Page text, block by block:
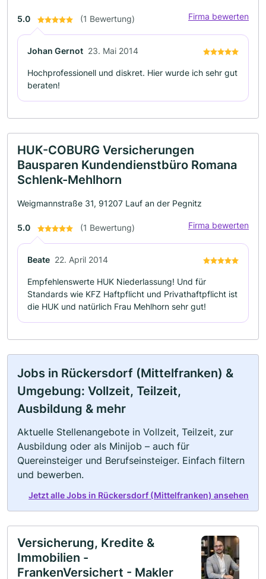
5.0 (1 Bewertung) Firma bewerten
Johan Gernot 23. Mai 2014
Hochprofessionell und diskret. Hier wurde ich sehr gut
beraten!
HUK-COBURG Versicherungen
Bausparen Kundendienstbüro Romana
Schlenk-Mehlhorn
Weigmannstraße 31, 91207 Lauf an der Pegnitz
5.0 (1 Bewertung) Firma bewerten
Beate 22. April 2014
Empfehlenswerte HUK Niederlassung! Und für
Standards wie KFZ Haftpflicht und Privathaftpflicht ist
die HUK und natürlich Frau Mehlhorn sehr gut!
Jobs in Rückersdorf (Mittelfranken) &
Umgebung: Vollzeit, Teilzeit,
Ausbildung & mehr
Aktuelle Stellenangebote in Vollzeit, Teilzeit, zur
Ausbildung oder als Minijob – auch für
Quereinsteiger und Berufseinsteiger. Einfach filtern
und bewerben.
Jetzt alle Jobs in Rückersdorf (Mittelfranken) ansehen
Versicherung, Kredite &
Immobilien -
FrankenVersichert - Makler